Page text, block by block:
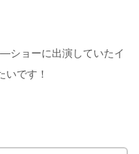
ショーに出演していたイ
いです！